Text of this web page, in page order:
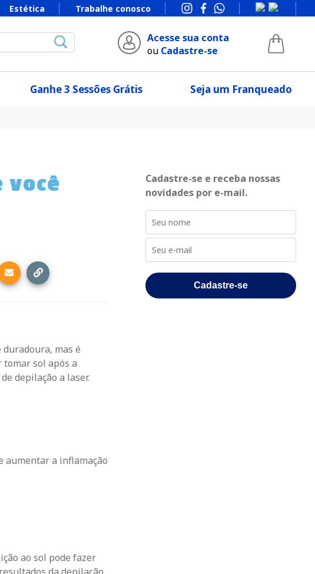
Estética Trabalhe conosco
Acesse sua conta
ou Cadastre-se
Ganhe 3 Sessões Grátis Seja um Franqueado
você
mas é
sol após a
depilação a laser.
aumentar a inflamação
ao sol pode fazer
Cadastre-se e receba nossas
novidades por e-mail.
Cadastre-se